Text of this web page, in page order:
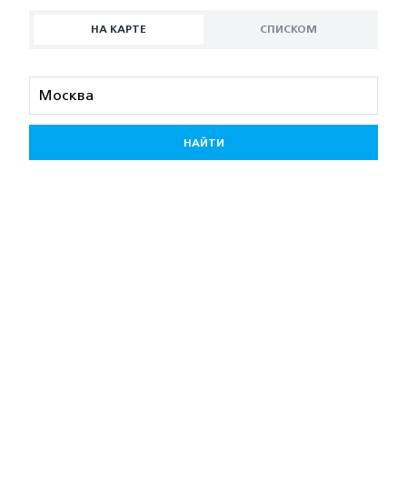
НА КАРТЕ СПИСКОМ
НАЙТИ